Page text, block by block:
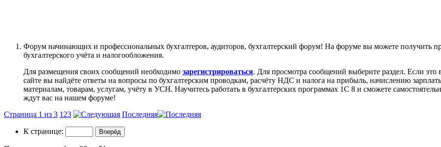
Форум начинающих и профессиональных бухгалтеров, аудиторов, бухгалтерский форум! На форуме вы можете получить
бухгалтерского учёта и налогообложения.
Для размещения своих сообщений необходимо зарегистрироваться. Для просмотра сообщений выберите раздел. Если
сайте вы найдёте ответы на вопросы по бухгалтерским проводкам, расчёту НДС и налога на прибыль, начислению
материалам, товарам, услугам, учёту в УСН. Научитесь работать в бухгалтерских программах 1С 8 и сможете
ждут вас на нашем форуме!
Страница 1 из 3 1 23 Последняя
К странице: